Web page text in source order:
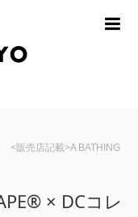
<販売店記載>A BATHING
× DCコレ